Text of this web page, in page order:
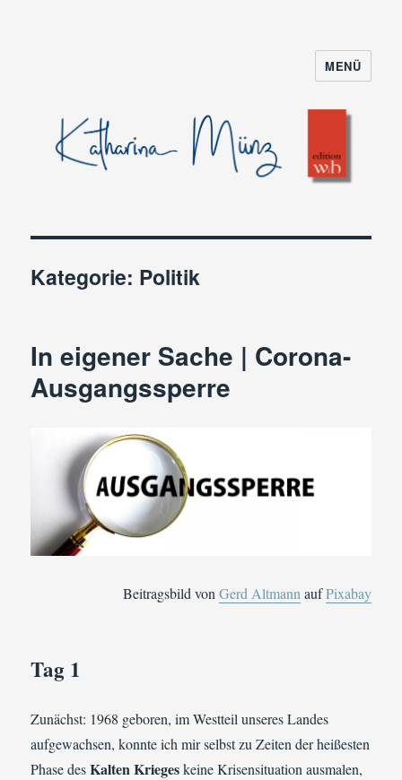
MENÜ
Kategorie: Politik
In eigener Sache | Corona-
Ausgangssperre
Beitragsbild von Gerd Altmann aufPixabay
Tag 1
Zunächst: 1968 geboren, im Westteil unseres Landes
aufgewachsen, konnte ich mir selbst zu Zeiten der heißesten
Phase desKalten Kriegeskeine Krisensituation ausmalen,